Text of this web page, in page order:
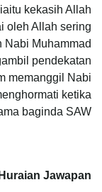
iaitu kekasih Allah
oleh Allah sering
Nabi Muhammad
pendekatan
memanggil Nabi
ketika
baginda SAW.
Huraian Jawapan